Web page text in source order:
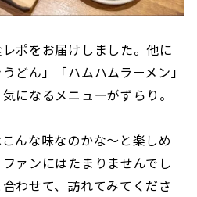
ポをお届けしました。他に
どん」「ハムハムラーメン」
になるメニューがずらり。
んな味なのかな〜と楽しめ
ァンにはたまりませんでし
わせて、訪れてみてくださ